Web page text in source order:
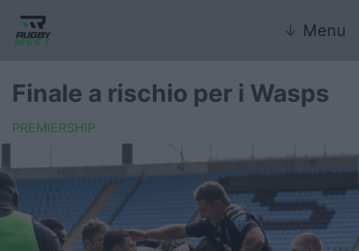
↓ Menu
Nazionale
Nazionali giovanili
Rugby Sevens
FIR
Finale a rischio per i Wasps
PREMIERSHIP